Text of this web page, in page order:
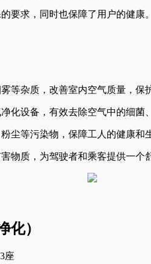
要求，同时也保障了用户的健康。
等杂质，改善室内空气质量，保
设备，有效去除空气中的细菌
尘等污染物，保障工人的健康和
物质，为驾驶者和乘客提供一个
化）
座